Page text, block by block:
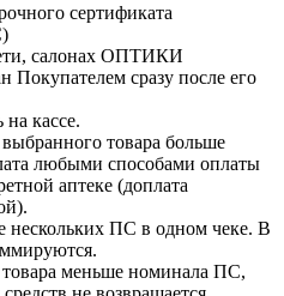
сертификата
салонах ОПТИКИ
Покупателем сразу после его
кассе.
товара больше
любыми способами оплаты
аптеке (доплата
нескольких ПС в одном чеке. В
меньше номинала ПС,